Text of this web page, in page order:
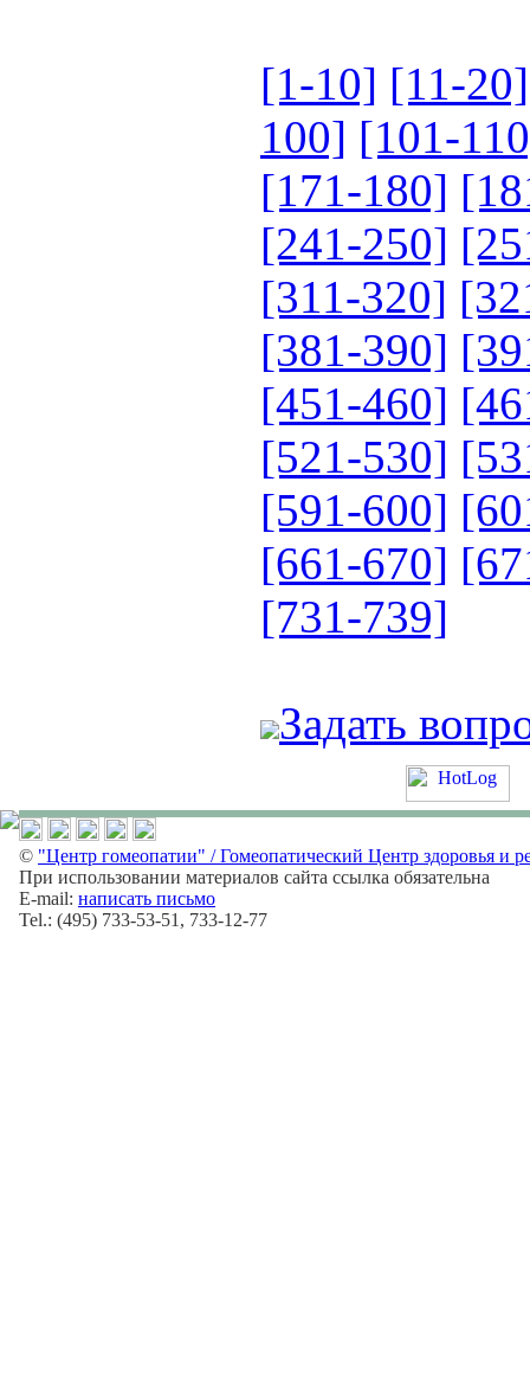
[1-10] [11-20]
100] [101-
[171-180]
[241-250]
[311-320]
[381-390]
[451-460]
[521-530]
[591-600]
[661-670]
[731-739]
Задать
© "Центр гомеопатии" / Гомеопатический Центр здоровья и
При использовании материалов сайта ссылка обязательна
E-mail: написать письмо
Tel.: (495) 733-53-51, 733-12-77